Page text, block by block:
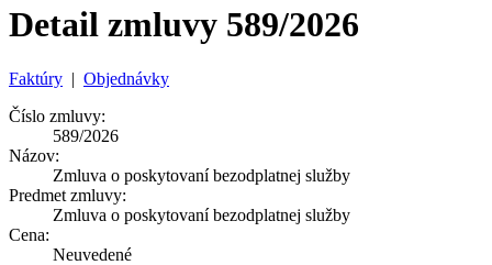
Detail zmluvy 589/2026
Faktúry | Objednávky
Číslo zmluvy:
589/2026
Názov:
Zmluva o poskytovaní bezodplatnej služby
Predmet zmluvy:
Zmluva o poskytovaní bezodplatnej služby
Cena:
Neuvedené